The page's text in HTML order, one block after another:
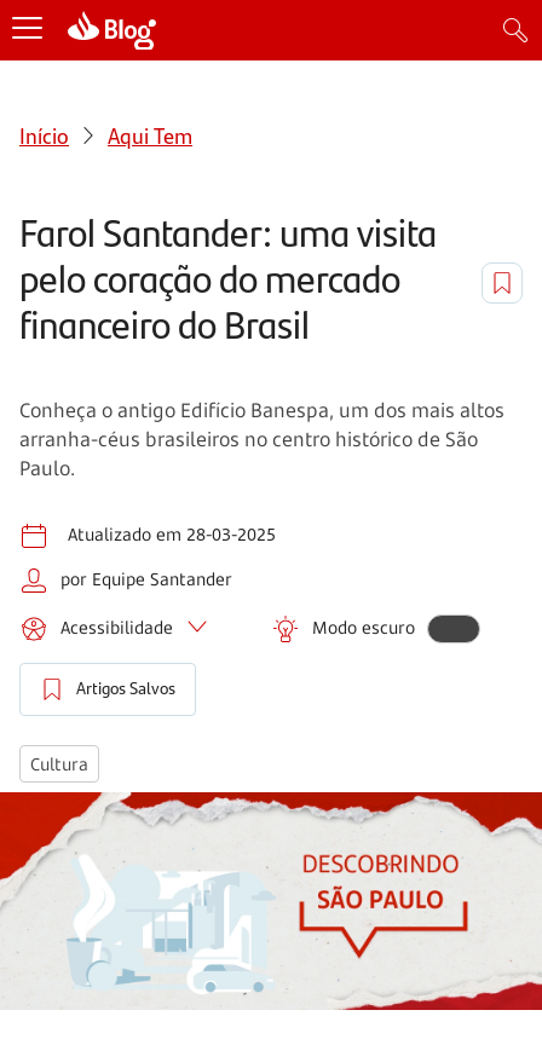
Início Aqui Tem
Farol Santander: uma visita
pelo coração do mercado
financeiro do Brasil
Conheça o antigo Edifício Banespa, um dos mais altos
arranha-céus brasileiros no centro histórico de São
Paulo.
Atualizado em 28-03-2025
por Equipe Santander
Acessibilidade Modo escuro
Artigos Salvos
Cultura